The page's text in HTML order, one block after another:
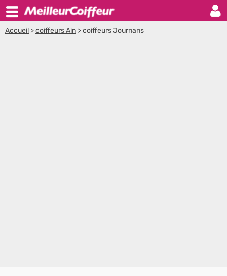
Accueil >coiffeurs Ain >coiffeurs Journans